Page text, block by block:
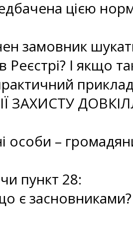
цією
замовник
І якщо
особи –
пункт 28:
є засновниками?